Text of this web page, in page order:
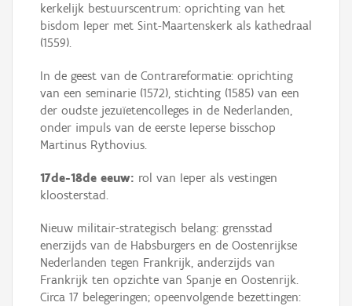
kerkelijk bestuurscentrum: oprichting van het
bisdom Ieper met Sint-Maartenskerk als kathedraal
(1559).
In de geest van de Contrareformatie: oprichting
van een seminarie (1572), stichting (1585) van een
der oudste jezuïetencolleges in de Nederlanden,
onder impuls van de eerste Ieperse bisschop
Martinus Rythovius.
17de-18de eeuw: rol van Ieper als vestingen
kloosterstad.
Nieuw militair-strategisch belang: grensstad
enerzijds van de Habsburgers en de Oostenrijkse
Nederlanden tegen Frankrijk, anderzijds van
Frankrijk ten opzichte van Spanje en Oostenrijk.
Circa 17 belegeringen; opeenvolgende bezettingen: